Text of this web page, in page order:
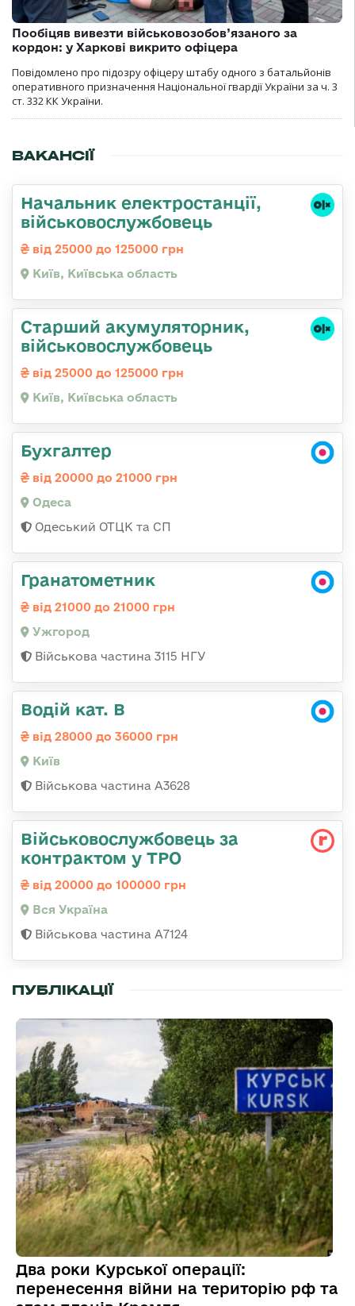
Пообіцяв вивезти військовозобов’язаного за
кордон: у Харкові викрито офіцера
Повідомлено про підозру офіцеру штабу одного з батальйонів
оперативного призначення Національної гвардії України за ч. 3
ст. 332 КК України.
ВАКАНСІЇ
Начальник електpостанції,
військовослужбовець
від 25000 до 125000 грн
Київ, Київська область
Старший акумуляторник,
військовослужбовець
від 25000 до 125000 грн
Київ, Київська область
Бухгалтер
від 20000 до 21000 грн
Одеса
Одеський ОТЦК та СП
Гранатометник
від 21000 до 21000 грн
Ужгород
Військова частина 3115 НГУ
Водій кат. В
від 28000 до 36000 грн
Київ
Військова частина А3628
Військовослужбовець за
контрактом у ТРО
від 20000 до 100000 грн
Вся Україна
Військова частина А7124
ПУБЛІКАЦІЇ
Два роки Курської операції:
перенесення війни на територію рф та